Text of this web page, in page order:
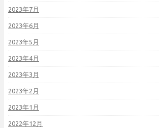
2023年7月
2023年6月
2023年5月
2023年4月
2023年3月
2023年2月
2023年1月
2022年12月